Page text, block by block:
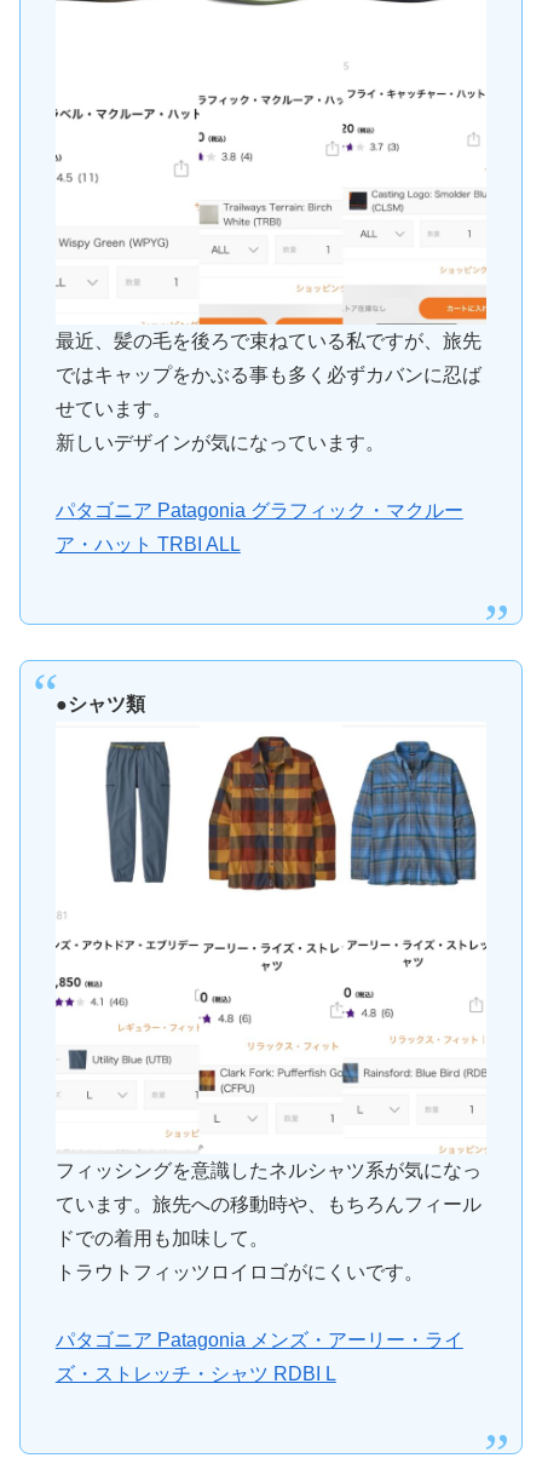
最近、髪の毛を後ろで束ねている私ですが、旅先
ではキャップをかぶる事も多く必ずカバンに忍ば
せています。
新しいデザインが気になっています。
パタゴニア Patagonia グラフィック・マクルー
ア・ハット TRBI ALL
●シャツ類
フィッシングを意識したネルシャツ系が気になっ
ています。旅先への移動時や、もちろんフィール
ドでの着用も加味して。
トラウトフィッツロイロゴがにくいです。
パタゴニア Patagonia メンズ・アーリー・ライ
ズ・ストレッチ・シャツ RDBI L